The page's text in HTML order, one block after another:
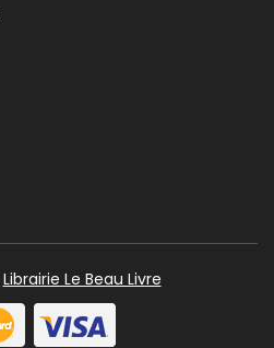
Librairie Le Beau Livre